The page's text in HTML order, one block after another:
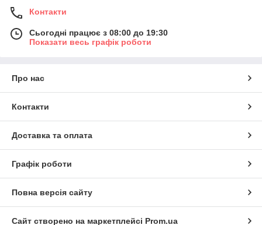
Контакти
Сьогодні працює з 08:00 до 19:30
Показати весь графік роботи
Про нас
Контакти
Доставка та оплата
Графік роботи
Повна версія сайту
Сайт створено на маркетплейсі Prom.ua